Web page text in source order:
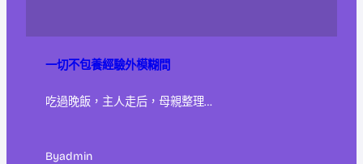
一切不包養經驗外模糊間
吃過晚飯，主人走后，母親整理…
Byadmin